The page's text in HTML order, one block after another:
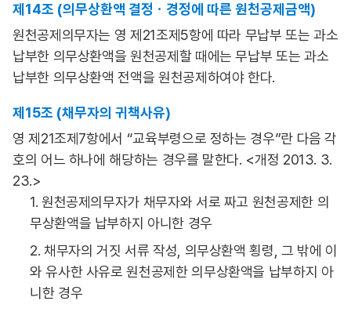
제14조 (의무상환액 결정ㆍ경정에 따른 원천공제금액)
원천공제의무자는 영 제21조제5항에 따라 무납부 또는 과소
납부한 의무상환액을 원천공제할 때에는 무납부 또는 과소
납부한 의무상환액 전액을 원천공제하여야 한다.
제15조 (채무자의 귀책사유)
영 제21조제7항에서 “교육부령으로 정하는 경우”란 다음 각
호의 어느 하나에 해당하는 경우를 말한다. <개정 2013. 3.
23.>
1. 원천공제의무자가 채무자와 서로 짜고 원천공제한 의
무상환액을 납부하지 아니한 경우
2. 채무자의 거짓 서류 작성, 의무상환액 횡령, 그 밖에 이
와 유사한 사유로 원천공제한 의무상환액을 납부하지 아
니한 경우